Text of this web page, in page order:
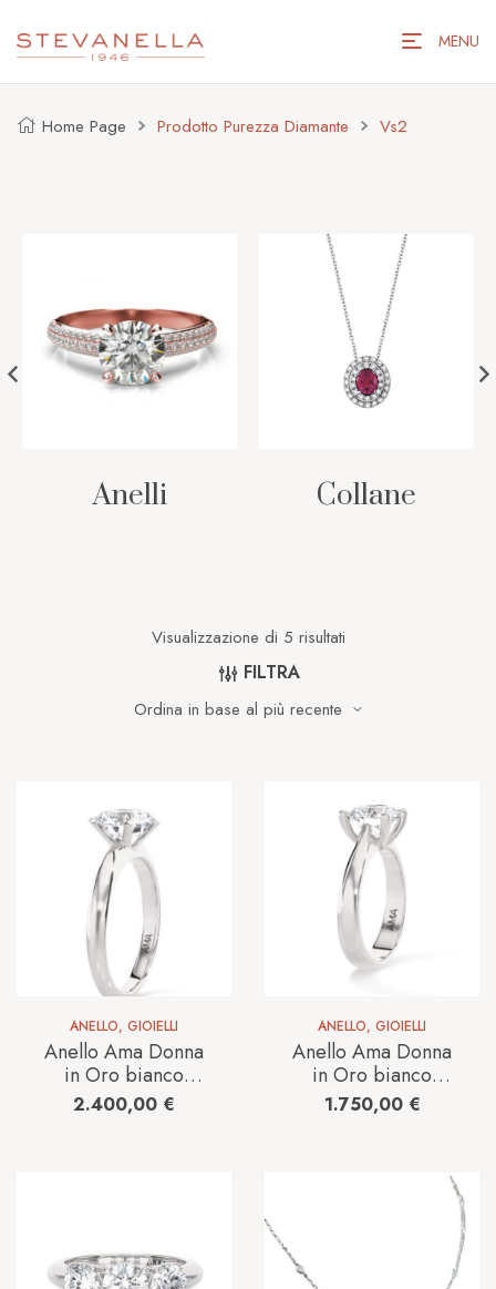
MENU
Home Page Prodotto Purezza Diamante Vs2
Anelli Collane
Visualizzazione di 5 risultati
FILTRA
ANELLO, GIOIELLI
Anello Ama Donna
in Oro bianco
Diamante Lab
Grown AMA-AN-
2.400,00 €
ANELLO, GIOIELLI
Anello Ama Donna
in Oro bianco
Diamante Lab
Grown AMA-AN-
1.750,00 €